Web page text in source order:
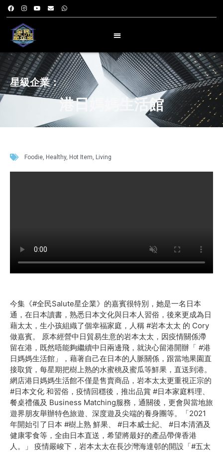
星級企業：
港日媽媽生活館
Foodie, Healthy, Hot Item, Living
今集《#全民Salute星企業》的嘉賓很特別，她是一名日本
通，在日本讀書，熟悉日本文化與日本人習俗，後來更成為日
藉太太，生小孩組織了個幸福家庭，人稱 #岩本太太 的 Cory
做嘉賓。 原本經營中日貿易生意的岩本太太，因疫情關係滯
留在港，既然唔能夠繼續中日兩邊飛，就決心留港開辦「 #港
日媽媽生活館」，藉著自己在日本的人脈關係，跟當地果園直
接取貨，每星期把樹上熟的水蜜桃及蜜瓜等鮮果，直送到港。
網店港日媽媽生活館不僅是售賣商品，岩本太太更重視正宗的
#日本文化 和習俗，疫情回穩後，推出品賞 #日本家庭料理、
餐桌禮儀及 Business Matching服務，通關後，更會與當地旅
遊界朋友舉辦特色旅遊、深度遊及尖端的養身團等。「2021
年開始引了日本 #樹上熟 鮮果、 #日本威士紀、 #日本清酒及
健康零食等，全由日本直送，希望將最好的產品帶俾香港
人。」 疫情嚴峻下，岩本太太在長沙灣海達邨的開設「#五太